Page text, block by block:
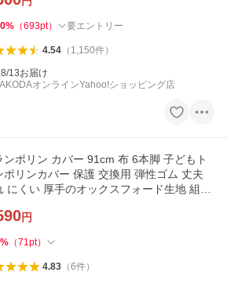
% （693pt） 要エントリー
4.54（ 1,150件）
13お届け
オンラインYahoo!ショッピング店
ンポリン カバー 91cm 布 6本脚 子どもト
ポリンカバー 保護 交換用 弾性ゴム 丈夫
にくい 厚手のオックスフォード生地 組み
円
% （71pt）
4.83（6件）